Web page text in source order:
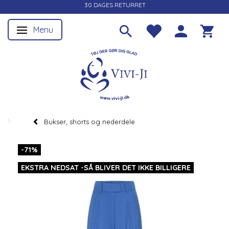
30 DAGES RETURRET
Skifte navigation
Menu
Bukser, shorts og nederdele
-71%
EKSTRA NEDSAT -SÅ BLIVER DET IKKE BILLIGERE